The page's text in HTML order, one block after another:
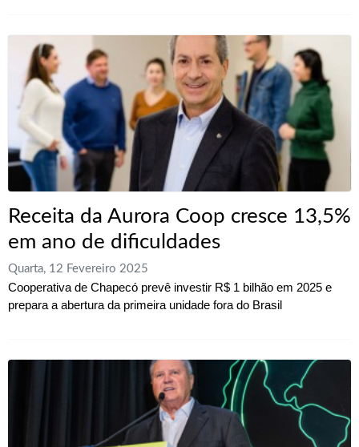
Receita da Aurora Coop cresce 13,5%
em ano de dificuldades
Quarta, 12 Fevereiro 2025
Cooperativa de Chapecó prevê investir R$ 1 bilhão em 2025 e
prepara a abertura da primeira unidade fora do Brasil